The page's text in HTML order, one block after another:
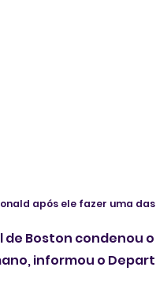
após ele fazer uma
de Boston condenou
informou o